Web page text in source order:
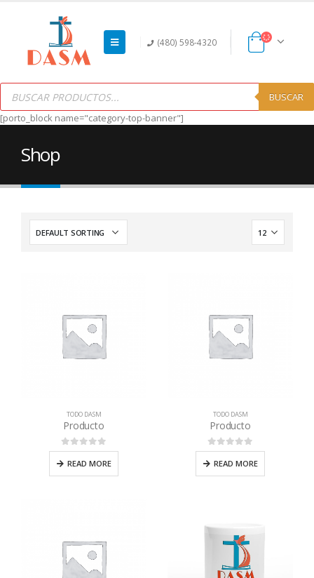
(480) 598-4320
Products
search
BUSCAR
[porto_block name="category-top-banner"]
Shop
TODO DASM
Producto
0out of 5
READ MORE
TODO DASM
Producto
0out of 5
READ MORE